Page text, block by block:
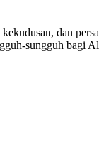
dan
sungguh bagi